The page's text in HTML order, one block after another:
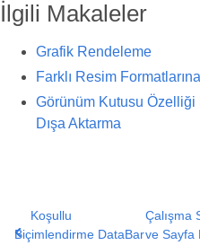
İlgili Makaleler
Grafik Rendeleme
Farklı Resim
Görünüm Kutusu Özelliği
Dışa Aktarma
Koşullu
Biçimlendirme DataBar
Çalışma
ve Sayfa